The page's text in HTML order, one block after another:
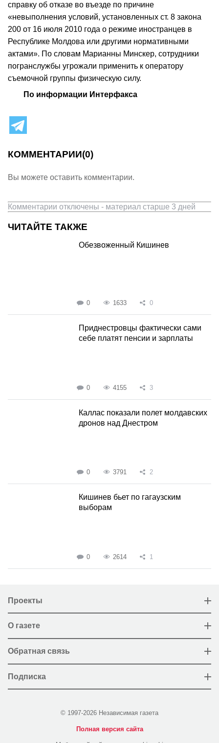
справку об отказе во въезде по причине
«невыполнения условий, установленных ст. 8 закона
200 от 16 июля 2010 года о режиме иностранцев в
Республике Молдова или другими нормативными
актами». По словам Марианны Минскер, сотрудники
погранслужбы угрожали применить к оператору
съемочной группы физическую силу.
По информации Интерфакса
КОММЕНТАРИИ(0)
Вы можете оставить комментарии.
Комментарии отключены - материал старше 3 дней
ЧИТАЙТЕ ТАКЖЕ
Обезвоженный Кишинев
0 1633 0
Приднестровцы фактически сами
себе платят пенсии и зарплаты
0 4155 3
Каллас показали полет молдавских
дронов над Днестром
0 3791 2
Кишинев бьет по гагаузским
выборам
0 2614 1
Проекты
О газете
Обратная связь
Подписка
© 1997-2026 Независимая газета
Полная версия сайта